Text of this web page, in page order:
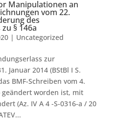
Manipulationen an
vom 22.
des
§ 146a
| Uncategorized
zur
Januar 2014 (BStBl I S.
BMF-Schreiben vom 4.
geändert worden ist, mit
(Az. IV A 4 -S-0316-a / 20